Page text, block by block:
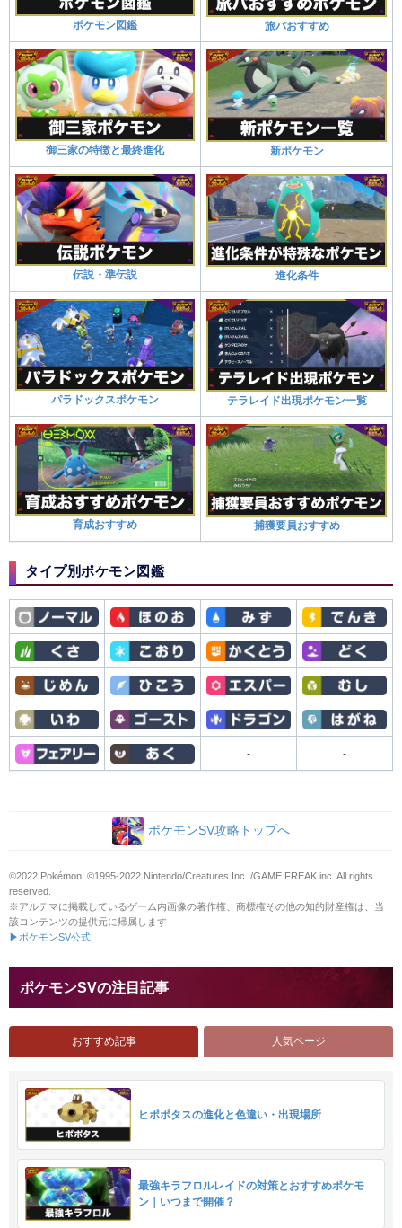
ポケモン図鑑 旅パおすすめ
御三家の特徴と最終進化 新ポケモン
伝説・準伝説 進化条件
パラドックスポケモン テラレイド出現ポケモン一覧
育成おすすめ 捕獲要員おすすめ
タイプ別ポケモン図鑑
- -
ポケモンSV攻略トップへ
©2022 Pokémon. ©1995-2022 Nintendo/Creatures Inc. /GAME FREAK inc. All rights
reserved.
※アルテマに掲載しているゲーム内画像の著作権、商標権その他の知的財産権は、当
該コンテンツの提供元に帰属します
▶ポケモンSV公式
ポケモンSVの注目記事
おすすめ記事 人気ページ
ヒポポタスの進化と色違い・出現場所
最強キラフロルレイドの対策とおすすめポケモ
ン｜いつまで開催？